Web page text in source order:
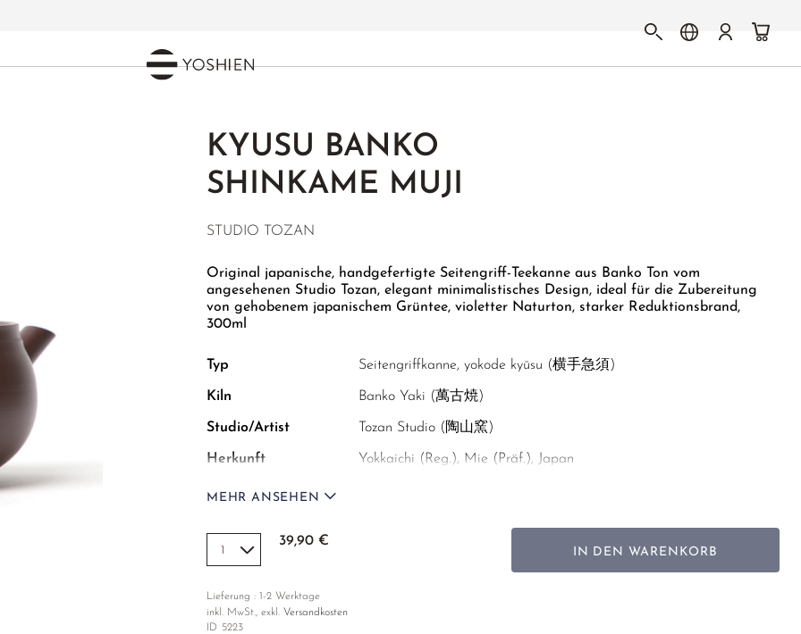
KYUSU BANKO
SHINKAME MUJI
STUDIO TOZAN
Original japanische, handgefertigte Seitengriff-Teekanne aus Banko Ton vom
angesehenen Studio Tozan, elegant minimalistisches Design, ideal für die Zubereitung
von gehobenem japanischem Grüntee, violetter Naturton, starker Reduktionsbrand,
300ml
Typ Seitengriffkanne, yokode kyūsu (横手急須)
Kiln Banko Yaki (萬古焼)
Studio/Artist Tozan Studio (陶山窯)
Herkunft Yokkaichi (Reg.), Mie (Präf.), Japan
Fassungsvermögen
(Durchmesser ohne
Griff x Höhe ohne
Empfohlene
Füllmenge
MEHR ANSEHEN
39,90 €
IN DEN WARENKORB
Lieferung : 1-2 Werktage
inkl. MwSt., exkl. Versandkosten
ID 5223